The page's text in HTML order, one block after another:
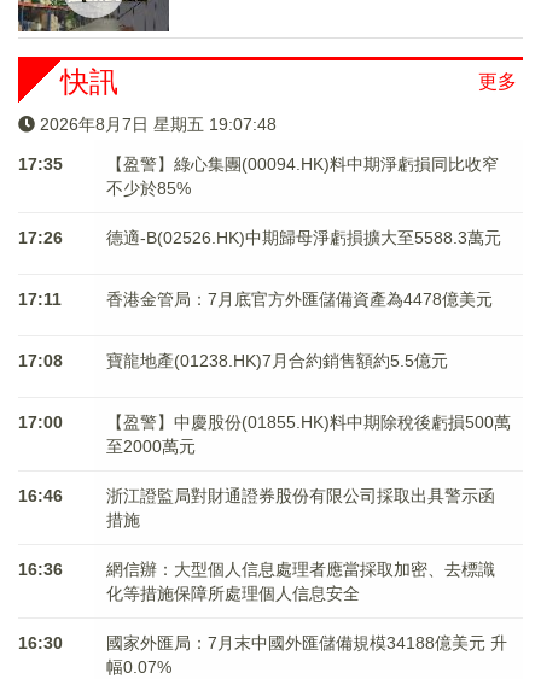
更多
快訊
2026年8月7日 星期五 19:07:49
17:35
【盈警】綠心集團(00094.HK)料中期淨虧損同比收窄
不少於85%
17:26 德適-B(02526.HK)中期歸母淨虧損擴大至5588.3萬元
17:11 香港金管局：7月底官方外匯儲備資產為4478億美元
17:08 寶龍地產(01238.HK)7月合約銷售額約5.5億元
17:00
【盈警】中慶股份(01855.HK)料中期除稅後虧損500萬
至2000萬元
16:46
浙江證監局對財通證券股份有限公司採取出具警示函
措施
16:36
網信辦：大型個人信息處理者應當採取加密、去標識
化等措施保障所處理個人信息安全
16:30
國家外匯局：7月末中國外匯儲備規模34188億美元 升
幅0.07%